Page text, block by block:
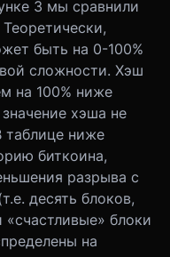
3 мы сравнили
быть на 0-100%
сложности. Хэш
на 100% ниже
хэша не
ниже
биткоина,
разрыва с
десять блоков,
«счастливые» блоки
на